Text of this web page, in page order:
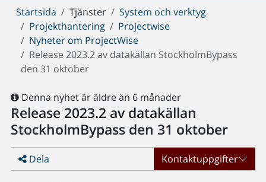
Du
är
här:
Startsida Tjänster
System och verktyg
Projekthantering
Projectwise
Nyheter om ProjectWise
Release 2023.2 av datakällan StockholmBypass
den 31 oktober
Denna nyhet är äldre än 6 månader
Release 2023.2 av datakällan
StockholmBypass den 31 oktober
Dela Kontaktuppgifter